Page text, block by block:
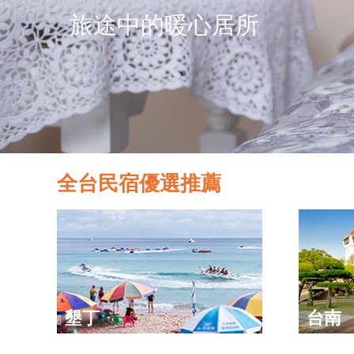
旅途中的暖心居所
全台民宿優選推薦
墾丁 台南